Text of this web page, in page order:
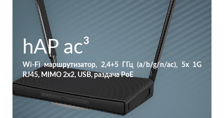
hAP ac³
Wi-Fi маршрутизатор, 2,4+5 ГГц (a/b/g/n/ac), 5x 1G
RJ45, MIMO 2x2, USB, раздача PoE